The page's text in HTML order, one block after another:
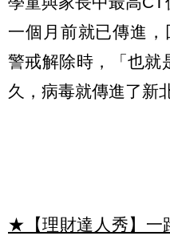
一個月前就已傳進
警戒解除時，「也就
久，病毒就傳進了新
★【理財達人秀】一